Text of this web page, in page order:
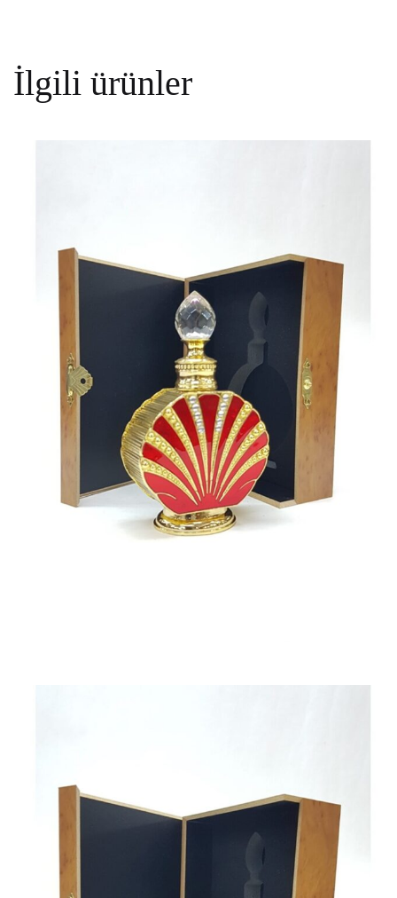
İlgili ürünler